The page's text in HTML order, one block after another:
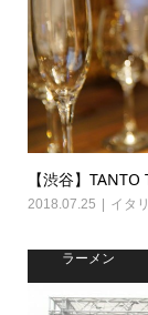
【渋谷】
2018.07.25 イタ
ラーメン